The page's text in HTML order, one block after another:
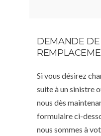
DEMANDE
Si vous désirez
suite à un sinistre
nous dès
formulaire ci-
nous sommes à